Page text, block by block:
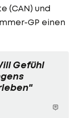
(CAN) und
GP einen
Gefühl